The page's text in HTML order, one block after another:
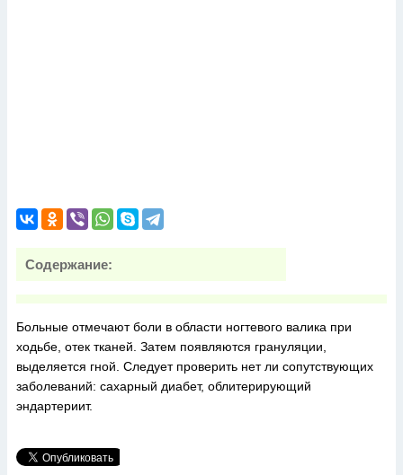
Содержание:
Больные отмечают боли в области ногтевого валика при
ходьбе, отек тканей. Затем появляются грануляции,
выделяется гной. Следует проверить нет ли сопутствующих
заболеваний: сахарный диабет, облитерирующий
эндартериит.